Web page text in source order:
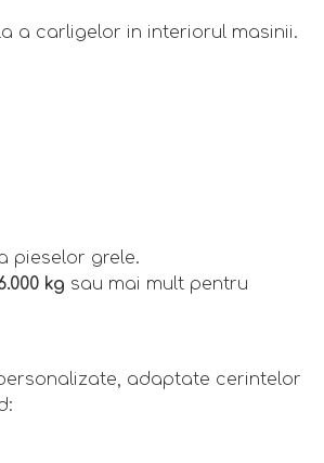
a carligelor in interiorul masinii.
pieselor grele.
kg sau mai mult pentru
adaptate cerintelor